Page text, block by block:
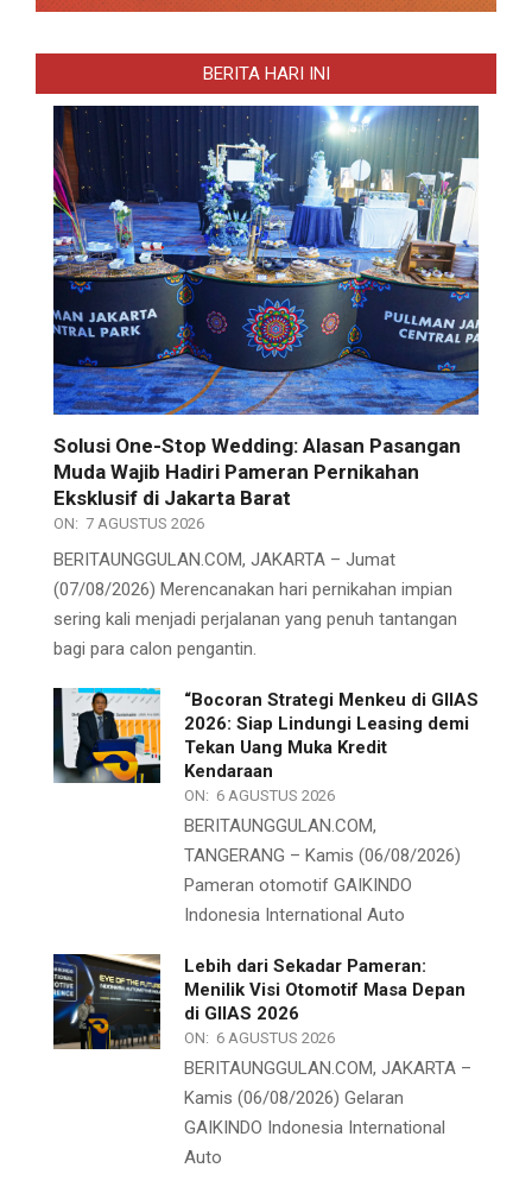
BERITA HARI INI
Solusi One-Stop Wedding: Alasan Pasangan
Muda Wajib Hadiri Pameran Pernikahan
Eksklusif di Jakarta Barat
ON: 7 AGUSTUS 2026
BERITAUNGGULAN.COM, JAKARTA – Jumat
(07/08/2026) Merencanakan hari pernikahan impian
sering kali menjadi perjalanan yang penuh tantangan
bagi para calon pengantin.
“Bocoran Strategi Menkeu di GIIAS
2026: Siap Lindungi Leasing demi
Tekan Uang Muka Kredit
Kendaraan
ON: 6 AGUSTUS 2026
BERITAUNGGULAN.COM,
TANGERANG – Kamis (06/08/2026)
Pameran otomotif GAIKINDO
Indonesia International Auto
Lebih dari Sekadar Pameran:
Menilik Visi Otomotif Masa Depan
di GIIAS 2026
ON: 6 AGUSTUS 2026
BERITAUNGGULAN.COM, JAKARTA –
Kamis (06/08/2026) Gelaran
GAIKINDO Indonesia International
Auto